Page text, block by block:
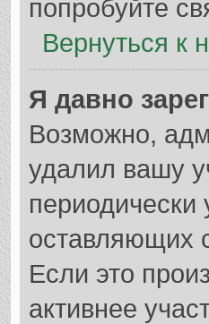
попробуйте
Вернуться к
Я давно
Возможно,
удалил вашу
оставляющих
Если это
активнее